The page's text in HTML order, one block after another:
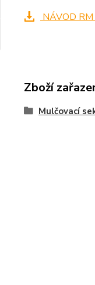
NÁVOD
Zboží
Mulčovací